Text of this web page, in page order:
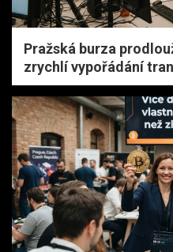
Pražská burza
zrychlí vypořádání